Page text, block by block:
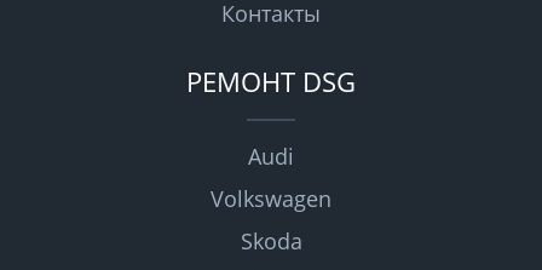
Контакты
РЕМОНТ DSG
Audi
Volkswagen
Skoda